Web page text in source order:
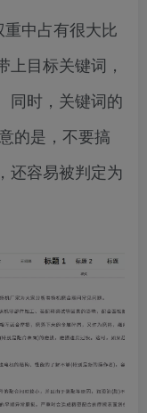
中占有很大比
目标关键词，
同时，关键词的
的是，不要搞
还容易被判定为